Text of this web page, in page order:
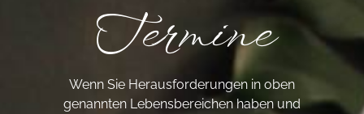
Termine
Wenn Sie Herausforderungen in oben
genannten Lebensbereichen haben und